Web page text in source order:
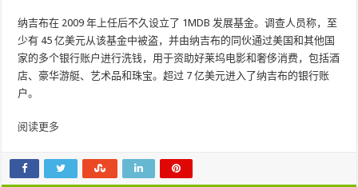
纳吉布在 2009 年上任后不久设立了 1MDB 发展基金。调查人员称，至
少有 45 亿美元从该基金中被盗，并由纳吉布的同伙通过美国和其他国
家的多个银行账户进行洗钱，用于资助好莱坞电影和奢侈消费，包括酒
店、豪华游艇、艺术品和珠宝。超过 7 亿美元进入了纳吉布的银行账
户。
阅读更多